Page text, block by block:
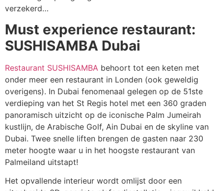
verzekerd…
Must experience restaurant:
SUSHISAMBA Dubai
Restaurant SUSHISAMBA behoort tot een keten met
onder meer een restaurant in Londen (ook geweldig
overigens). In Dubai fenomenaal gelegen op de 51ste
verdieping van het St Regis hotel met een 360 graden
panoramisch uitzicht op de iconische Palm Jumeirah
kustlijn, de Arabische Golf, Ain Dubai en de skyline van
Dubai. Twee snelle liften brengen de gasten naar 230
meter hoogte waar u in het hoogste restaurant van
Palmeiland uitstapt!
Het opvallende interieur wordt omlijst door een